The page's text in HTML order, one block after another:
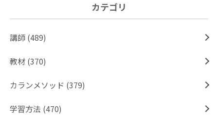
カテゴリ
講師 (489)
教材 (370)
カランメソッド (379)
学習方法 (470)